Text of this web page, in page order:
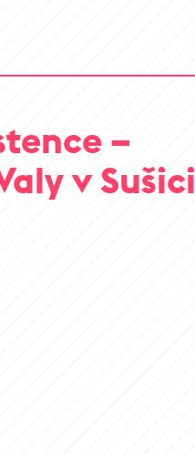
–
v Sušici